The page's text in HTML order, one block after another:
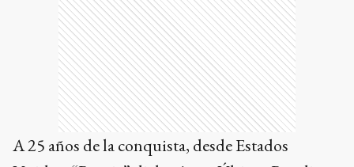
A 25 años de la conquista, desde Estados